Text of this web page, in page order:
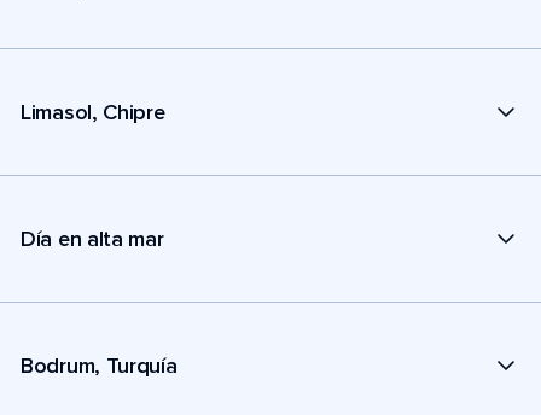
Limasol, Chipre
Día en alta mar
Bodrum, Turquía